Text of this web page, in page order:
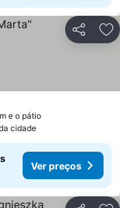
Partilhar
e o pátio
cidade
Ver preços